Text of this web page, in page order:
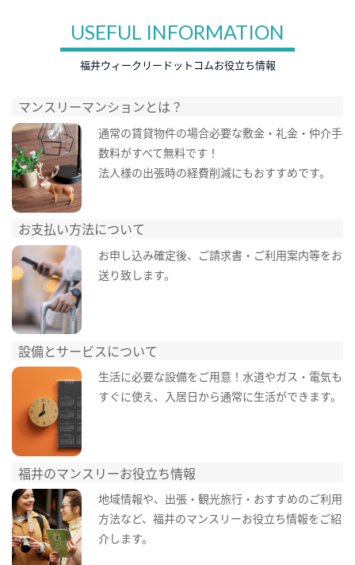
USEFUL INFORMATION
福井ウィークリードットコムお役立ち情報
マンスリーマンションとは？
通常の賃貸物件の場合必要な敷金・礼金・仲介手
数料がすべて無料です！
法人様の出張時の経費削減にもおすすめです。
お支払い方法について
お申し込み確定後、ご請求書・ご利用案内等をお
送り致します。
設備とサービスについて
生活に必要な設備をご用意！水道やガス・電気も
すぐに使え、入居日から通常に生活ができます。
福井のマンスリーお役立ち情報
地域情報や、出張・観光旅行・おすすめのご利用
方法など、福井のマンスリーお役立ち情報をご紹
介します。